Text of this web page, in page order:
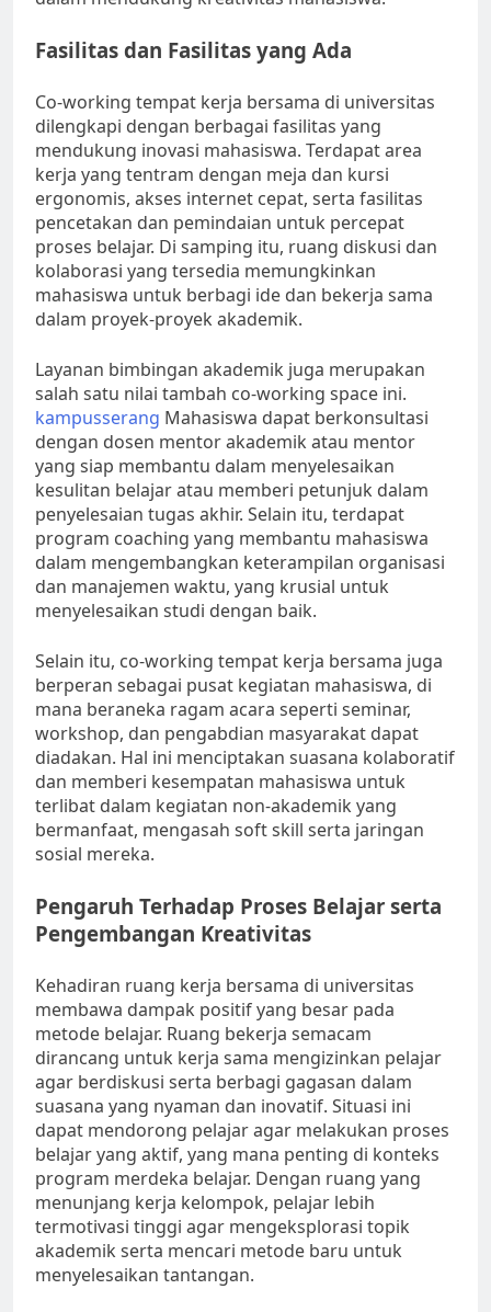
Fasilitas dan Fasilitas yang Ada
Co-working tempat kerja bersama di universitas
dilengkapi dengan berbagai fasilitas yang
mendukung inovasi mahasiswa. Terdapat area
kerja yang tentram dengan meja dan kursi
ergonomis, akses internet cepat, serta fasilitas
pencetakan dan pemindaian untuk percepat
proses belajar. Di samping itu, ruang diskusi dan
kolaborasi yang tersedia memungkinkan
mahasiswa untuk berbagi ide dan bekerja sama
dalam proyek-proyek akademik.
Layanan bimbingan akademik juga merupakan
salah satu nilai tambah co-working space ini.
kampusserang Mahasiswa dapat berkonsultasi
dengan dosen mentor akademik atau mentor
yang siap membantu dalam menyelesaikan
kesulitan belajar atau memberi petunjuk dalam
penyelesaian tugas akhir. Selain itu, terdapat
program coaching yang membantu mahasiswa
dalam mengembangkan keterampilan organisasi
dan manajemen waktu, yang krusial untuk
menyelesaikan studi dengan baik.
Selain itu, co-working tempat kerja bersama juga
berperan sebagai pusat kegiatan mahasiswa, di
mana beraneka ragam acara seperti seminar,
workshop, dan pengabdian masyarakat dapat
diadakan. Hal ini menciptakan suasana kolaboratif
dan memberi kesempatan mahasiswa untuk
terlibat dalam kegiatan non-akademik yang
bermanfaat, mengasah soft skill serta jaringan
sosial mereka.
Pengaruh Terhadap Proses Belajar serta
Pengembangan Kreativitas
Kehadiran ruang kerja bersama di universitas
membawa dampak positif yang besar pada
metode belajar. Ruang bekerja semacam
dirancang untuk kerja sama mengizinkan pelajar
agar berdiskusi serta berbagi gagasan dalam
suasana yang nyaman dan inovatif. Situasi ini
dapat mendorong pelajar agar melakukan proses
belajar yang aktif, yang mana penting di konteks
program merdeka belajar. Dengan ruang yang
menunjang kerja kelompok, pelajar lebih
termotivasi tinggi agar mengeksplorasi topik
akademik serta mencari metode baru untuk
menyelesaikan tantangan.